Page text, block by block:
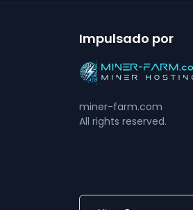
Impulsado por
miner-farm.com
All rights reserved.